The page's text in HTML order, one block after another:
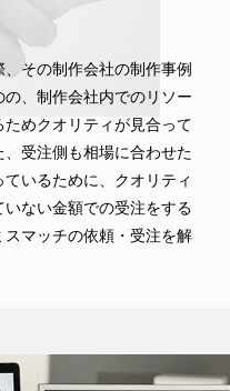
その制作会社の制作事例
、制作会社内でのリソー
めクオリティが見合って
受注側も相場に合わせた
いるために、クオリティ
ない金額での受注をする
マッチの依頼・受注を解